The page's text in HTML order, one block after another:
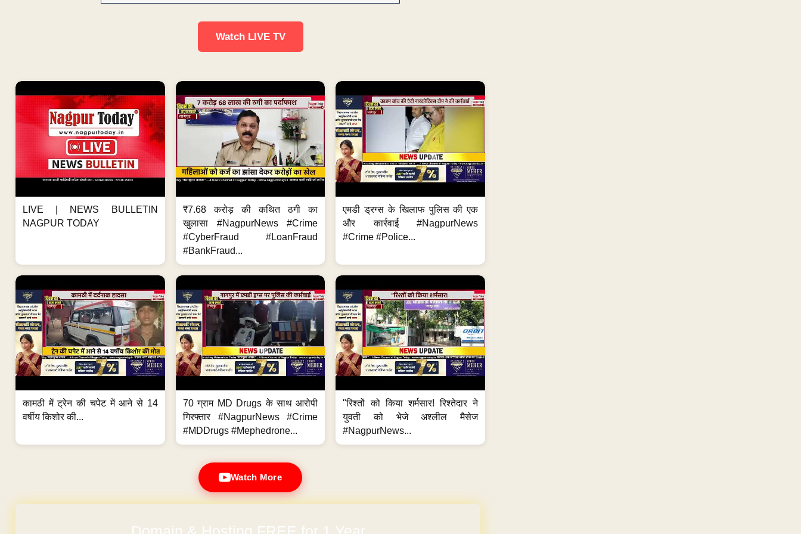
Watch LIVE TV
LIVE | NEWS BULLETIN
NAGPUR TODAY
₹7.68 करोड़ की कथित ठगी का
खुलासा #NagpurNews #Crime
#CyberFraud #LoanFraud
#BankFraud...
एमडी ड्रग्स के खिलाफ पुलिस की एक
और कार्रवाई #NagpurNews
#Crime #Police...
कामठी में ट्रेन की चपेट में आने से 14
वर्षीय किशोर की...
70 ग्राम MD Drugs के साथ आरोपी
गिरफ्तार #NagpurNews #Crime
#MDDrugs #Mephedrone...
"रिश्तों को किया शर्मसार! रिश्तेदार ने
युवती को भेजे अश्लील मैसेज
#NagpurNews...
Watch More